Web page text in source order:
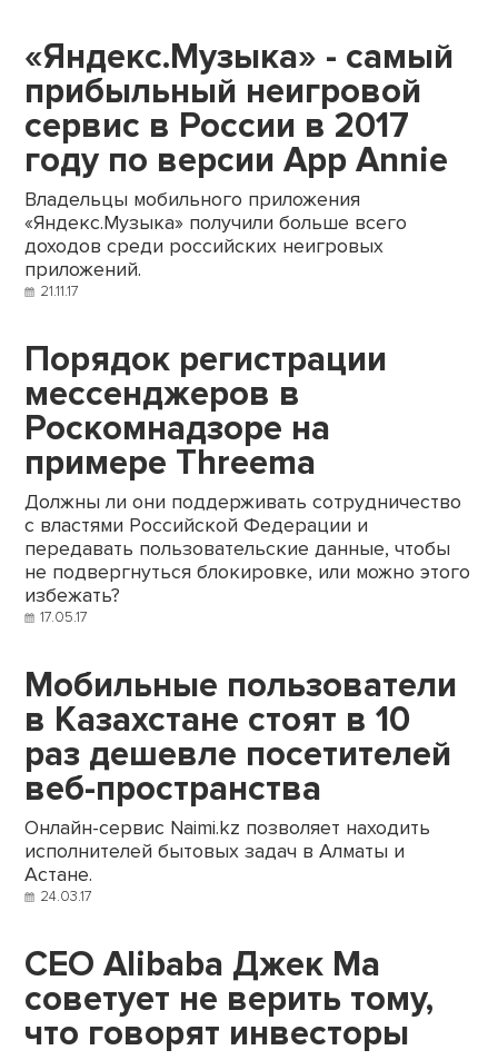
«Яндекс.Музыка» - самый
прибыльный неигровой
сервис в России в 2017
году по версии App Annie
Владельцы мобильного приложения
«Яндекс.Музыка» получили больше всего
доходов среди российских неигровых
приложений.
21.11.17
Порядок регистрации
мессенджеров в
Роскомнадзоре на
примере Threema
Должны ли они поддерживать сотрудничество
с властями Российской Федерации и
передавать пользовательские данные, чтобы
не подвергнуться блокировке, или можно этого
избежать?
17.05.17
Мобильные пользователи
в Казахстане стоят в 10
раз дешевле посетителей
веб-пространства
Онлайн-сервис Naimi.kz позволяет находить
исполнителей бытовых задач в Алматы и
Астане.
24.03.17
CEO Alibaba Джек Ма
советует не верить тому,
что говорят инвесторы